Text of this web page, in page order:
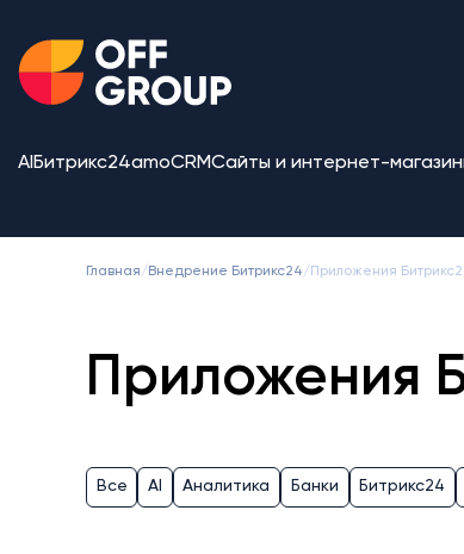
AI Битрикс24amoCRMСайты и интернет-
Главная/ Внедрение Битрикс24/ Приложения
Приложения
Все AI Аналитика Банки Битрикс24